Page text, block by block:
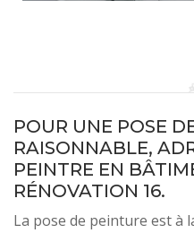
POUR UNE POSE
RAISONNABLE,
PEINTRE EN
RÉNOVATION 16.
La pose de peinture est à